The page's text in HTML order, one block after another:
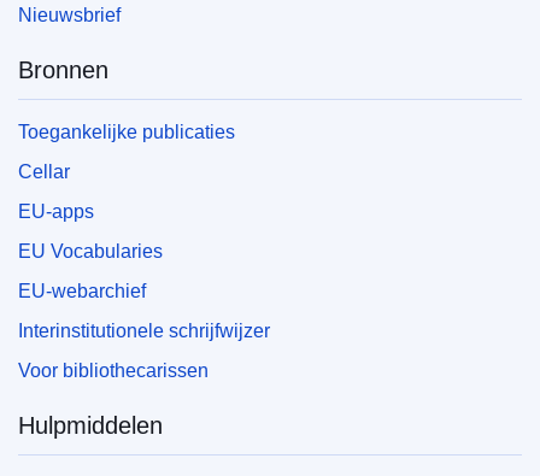
Nieuwsbrief
Bronnen
Toegankelijke publicaties
Cellar
EU-apps
EU Vocabularies
EU-webarchief
Interinstitutionele schrijfwijzer
Voor bibliothecarissen
Hulpmiddelen